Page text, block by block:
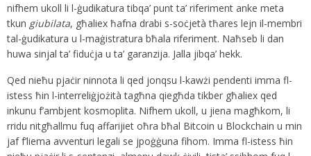
nifhem ukoll li l-ġudikatura tibqa’ punt ta’ riferiment anke meta
tkun giubilata, għaliex ħafna drabi s-soċjetà tħares lejn il-membri
tal-ġudikatura u l-maġistratura bħala riferiment. Naħseb li dan
huwa sinjal ta’ fiduċja u ta’ garanzija. Jalla jibqa’ hekk.
Qed nieħu pjaċir ninnota li qed jonqsu l-kawżi pendenti imma fl-
istess ħin l-interreliġjożità tagħna qiegħda tikber għaliex qed
inkunu f’ambjent kosmoplita. Nifhem ukoll, u jiena magħkom, li
rridu nitgħallmu fuq affarijiet oħra bħal Bitcoin u Blockchain u min
jaf f’liema avventuri legali se jpoġġuna fihom. Imma fl-istess ħin